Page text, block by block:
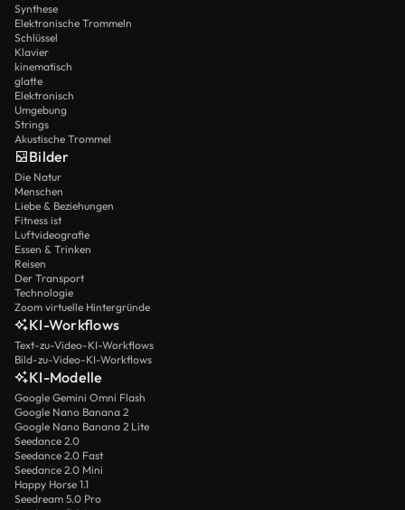
Synthese
Elektronische Trommeln
Schlüssel
Klavier
kinematisch
glatte
Elektronisch
Umgebung
Strings
Akustische Trommel
Bilder
Die Natur
Menschen
Liebe & Beziehungen
Fitness ist
Luftvideografie
Essen & Trinken
Reisen
Der Transport
Technologie
Zoom virtuelle Hintergründe
KI-Workflows
Text-zu-Video-KI-Workflows
Bild-zu-Video-KI-Workflows
KI-Modelle
Google Gemini Omni Flash
Google Nano Banana 2
Google Nano Banana 2 Lite
Seedance 2.0
Seedance 2.0 Fast
Seedance 2.0 Mini
Happy Horse 1.1
Seedream 5.0 Pro